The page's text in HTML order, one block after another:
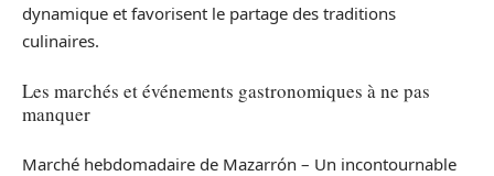
dynamique et favorisent le partage des traditions
culinaires.
Les marchés et événements gastronomiques à ne pas
manquer
Marché hebdomadaire de Mazarrón – Un incontournable